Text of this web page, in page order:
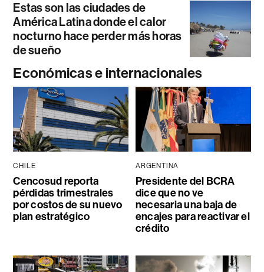
Estas son las ciudades de
América Latina donde el calor
nocturno hace perder más horas
de sueño
Económicas e internacionales
CHILE
Cencosud reporta
pérdidas trimestrales
por costos de su nuevo
plan estratégico
ARGENTINA
Presidente del BCRA
dice que no ve
necesaria una baja de
encajes para reactivar el
crédito